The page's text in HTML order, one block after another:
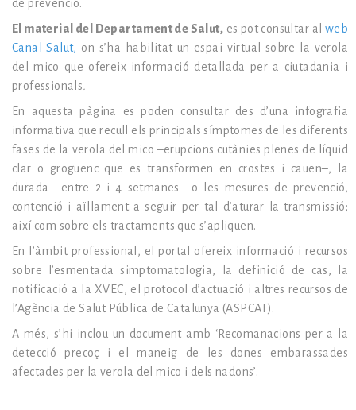
de prevenció.
El material del Departament de Salut, es pot consultar al web
Canal Salut, on s’ha habilitat un espai virtual sobre la verola
del mico que ofereix informació detallada per a ciutadania i
professionals.
En aquesta pàgina es poden consultar des d’una infografia
informativa que recull els principals símptomes de les diferents
fases de la verola del mico –erupcions cutànies plenes de líquid
clar o groguenc que es transformen en crostes i cauen–, la
durada –entre 2 i 4 setmanes– o les mesures de prevenció,
contenció i aïllament a seguir per tal d’aturar la transmissió;
així com sobre els tractaments que s’apliquen.
En l’àmbit professional, el portal ofereix informació i recursos
sobre l’esmentada simptomatologia, la definició de cas, la
notificació a la XVEC, el protocol d’actuació i altres recursos de
l’Agència de Salut Pública de Catalunya (ASPCAT).
A més, s’hi inclou un document amb ‘Recomanacions per a la
detecció precoç i el maneig de les dones embarassades
afectades per la verola del mico i dels nadons’.